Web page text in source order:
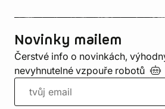
Novinky mailem
Čerstvé info o novinkách,
nevyhnutelné vzpouře robotů